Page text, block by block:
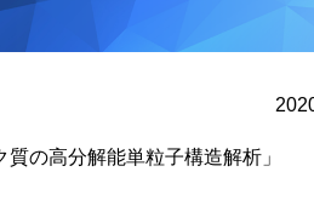
の高分解能単粒子構造解析」